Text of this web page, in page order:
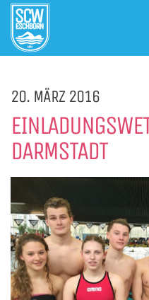
20. MÄRZ 2016
DARMSTADT